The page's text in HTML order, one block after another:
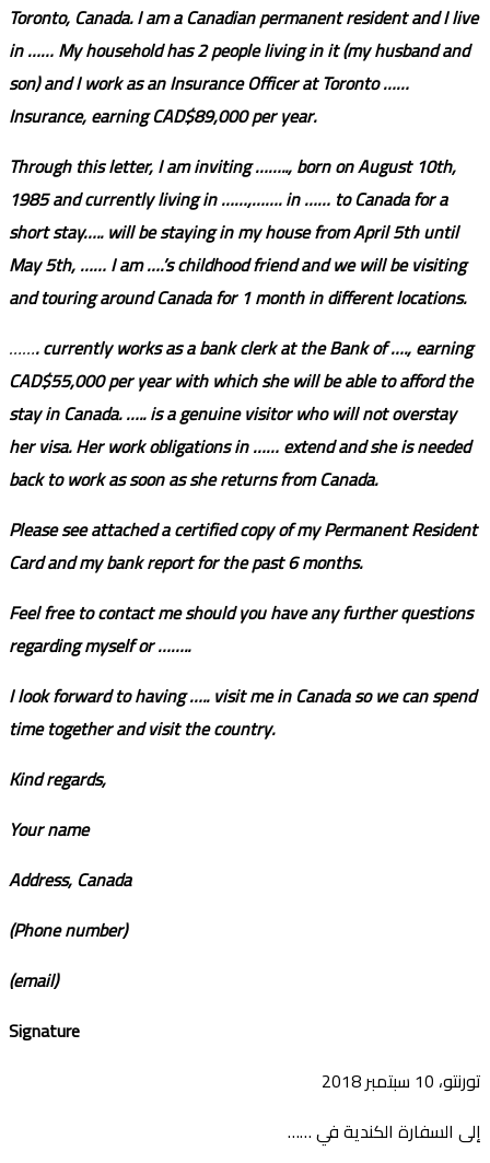
Toronto, Canada. I am a Canadian permanent resident and I live
in …… My household has 2 people living in it (my husband and
son) and I work as an Insurance Officer at Toronto ……
Insurance, earning CAD$89,000 per year.
Through this letter, I am inviting …….., born on August 10th,
1985 and currently living in ……,……. in …… to Canada for a
short stay….. will be staying in my house from April 5thuntil
May 5th, …… I am ….’s childhood friend and we will be visiting
and touring around Canada for 1 month in different locations.
……. currently works as a bank clerk at the Bank of …., earning
CAD$55,000 per year with which she will be able to afford the
stay in Canada. ….. is a genuine visitor who will not overstay
her visa. Her work obligations in …… extend and she is needed
back to work as soon as she returns from Canada.
Please see attached a certified copy of my Permanent Resident
Card and my bank report for the past 6 months.
Feel free to contact me should you have any further questions
regarding myself or ……..
I look forward to having ….. visit me in Canada so we can spend
time together and visit the country.
Kind regards,
Your name
Address, Canada
(Phone number)
(email)
Signature
تورنتو، 10 سبتمبر 2018
إلى السفارة الكندية في ……